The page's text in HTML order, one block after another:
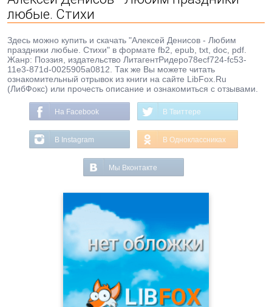
любые. Стихи
Здесь можно купить и скачать "Алексей Денисов - Любим
праздники любые. Стихи" в формате fb2, epub, txt, doc, pdf.
Жанр: Поэзия, издательство ЛитагентРидеро78ecf724-fc53-
11e3-871d-0025905a0812. Так же Вы можете читать
ознакомительный отрывок из книги на сайте LibFox.Ru
(ЛибФокс) или прочесть описание и ознакомиться с отзывами.
На Facebook В Твиттере
В Instagram В Одноклассниках
Мы Вконтакте